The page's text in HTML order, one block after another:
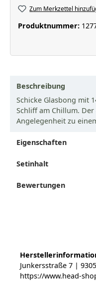
Zum Merkzettel
Produktnummer:
Beschreibung
Schicke Glasbong mit
Schliff am Chillum.
Angelegenheit zu
Eigenschaften
Setinhalt
Bewertungen
Junkersstraße 7 |
https://www.head-